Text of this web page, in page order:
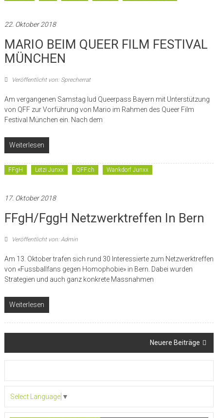
22. Oktober 2018
MARIO BEIM QUEER FILM FESTIVAL
MÜNCHEN
Veröffentlicht von: Sprecherrat
Am vergangenen Samstag lud Queerpass Bayern mit Unterstützung
von QFF zur Vorführung von Mario im Rahmen des Queer Film
Festival München ein. Nach dem
Weiterlesen
FFgH Letzi Junxx QFF.ch Wankdorf Junxx
17. Oktober 2018
FFgH/FggH Netzwerktreffen In Bern
Veröffentlicht von: Admin
Am 13. Oktober trafen sich rund 30 Interessierte zum Netzwerktreffen
von «Fussballfans gegen Homophobie» in Bern. Dabei wurden
Strategien und auch ganz konkrete Massnahmen
Weiterlesen
Neuere Beiträge
Select Language ▼